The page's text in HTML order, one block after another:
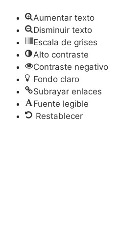
Aumentar texto
Disminuir texto
Escala de grises
Alto contraste
Contraste negativo
Fondo claro
Subrayar enlaces
Fuente legible
Restablecer